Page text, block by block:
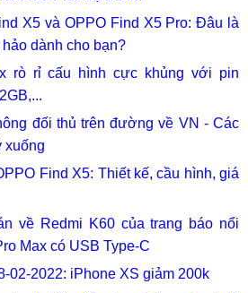
X5 và OPPO Find X5 Pro: Đâu là
dành cho bạn?
rò rỉ cấu hình cực khủng với pin
đối thủ trên đường về VN - Các
xuống
Find X5: Thiết kế, cầu hình, giá
về Redmi K60 của trang báo nổi
Max có USB Type-C
02-2022: iPhone XS giảm 200k